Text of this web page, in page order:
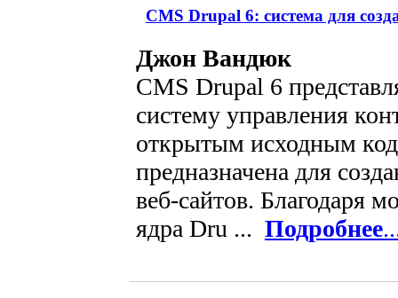
CMS Drupal 6: система для
Джон Вандюк
CMS Drupal 6
систему управления
открытым исходным
предназначена для
веб-сайтов. Благодаря
ядра Dru ... Подробнее